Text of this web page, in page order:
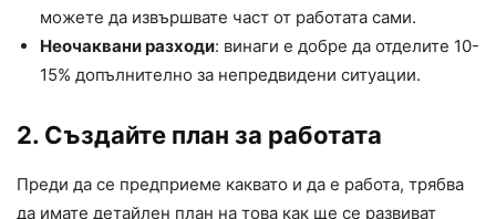
можете да извършвате част от работата сами.
Неочаквани разходи: винаги е добре да отделите 10-
15% допълнително за непредвидени ситуации.
2. Създайте план за работата
Преди да се предприеме каквато и да е работа, трябва
да имате детайлен план на това как ще се развиват